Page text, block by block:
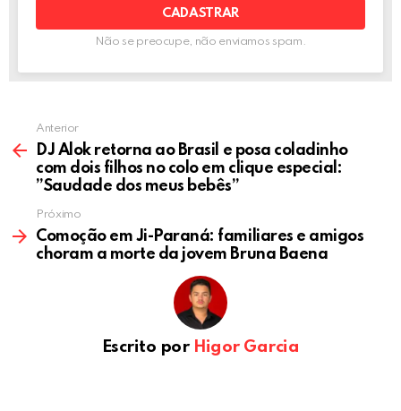
Não se preocupe, não enviamos spam.
Anterior
DJ Alok retorna ao Brasil e posa coladinho
com dois filhos no colo em clique especial:
”Saudade dos meus bebês”
Próximo
Comoção em Ji-Paraná: familiares e amigos
choram a morte da jovem Bruna Baena
Escrito por Higor Garcia